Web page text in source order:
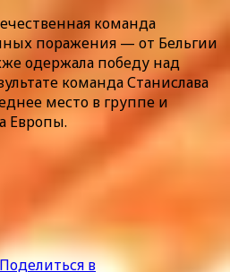
команда
поражения — от Бельгии
одержала победу над
команда Станислава
место в группе и
Европы.
Поделиться в